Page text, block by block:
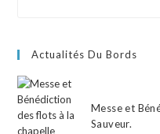
Actualités Du Bords
Messe et
Sauveur.